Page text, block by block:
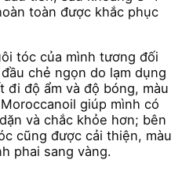
toàn được khắc phục
tóc của mình tương đối
chẻ ngọn do lạm dụng
đi độ ẩm và độ bóng, màu
giúp mình có
và chắc khỏe hơn; bên
cũng được cải thiện, màu
phai sang vàng.